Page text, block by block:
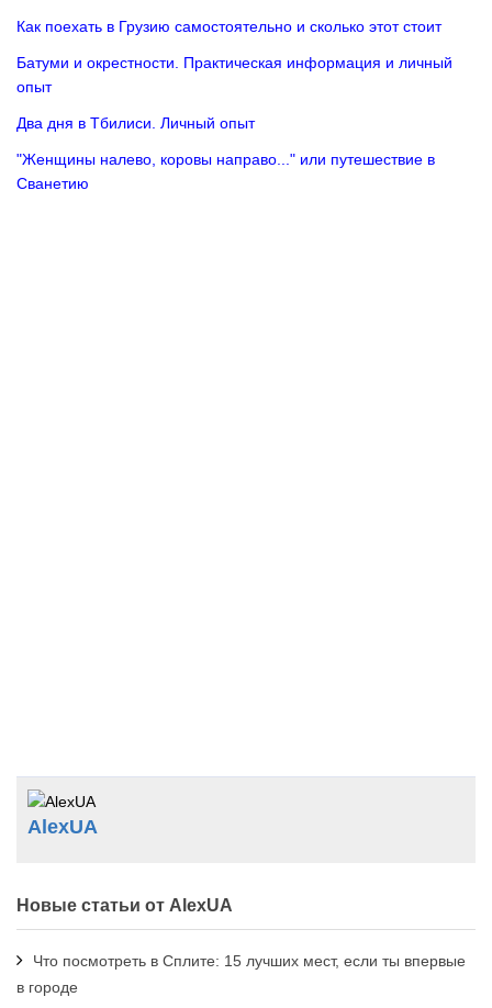
Как поехать в Грузию самостоятельно и сколько этот стоит
Батуми и окрестности. Практическая информация и личный
опыт
Два дня в Тбилиси. Личный опыт
"Женщины налево, коровы направо..." или путешествие в
Сванетию
AlexUA
Новые статьи от AlexUA
Что посмотреть в Сплите: 15 лучших мест, если ты впервые
в городе